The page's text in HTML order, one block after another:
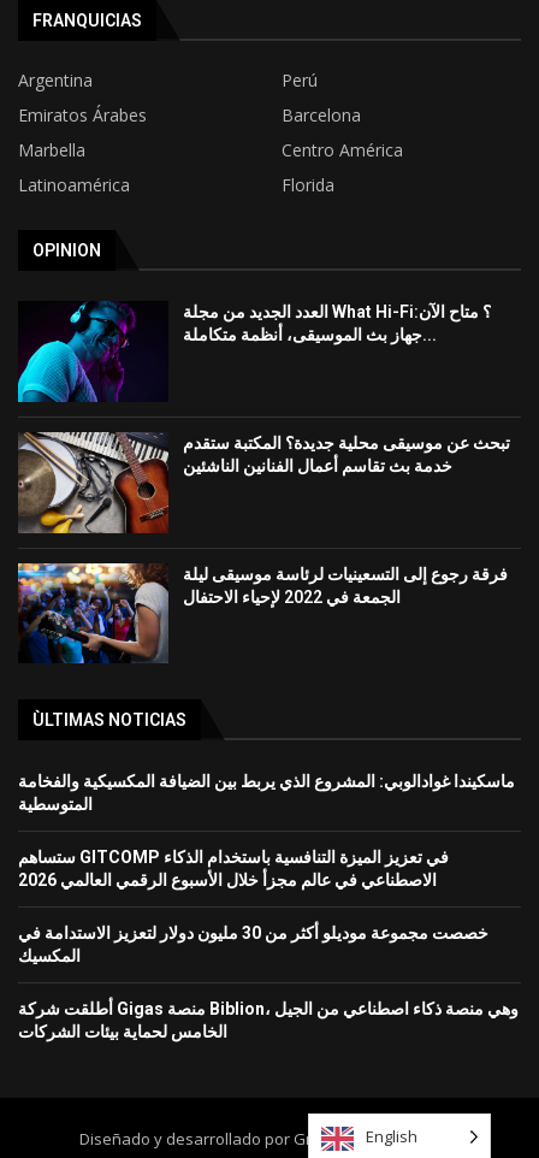
FRANQUICIAS
Argentina
Perú
Emiratos Árabes
Barcelona
Marbella
Centro América
Latinoamérica
Florida
OPINION
العدد الجديد من مجلة What Hi-Fi؟ متاح الآن:
جهاز بث الموسيقى، أنظمة متكاملة...
تبحث عن موسيقى محلية جديدة؟ المكتبة ستقدم
خدمة بث تقاسم أعمال الفنانين الناشئين
فرقة رجوع إلى التسعينيات لرئاسة موسيقى ليلة
الجمعة في 2022 لإحياء الاحتفال
ÙLTIMAS NOTICIAS
ماسكيندا غوادالوبي: المشروع الذي يربط بين الضيافة المكسيكية والفخامة
المتوسطية
ستساهم GITCOMP في تعزيز الميزة التنافسية باستخدام الذكاء
الاصطناعي في عالم مجزأ خلال الأسبوع الرقمي العالمي 2026
خصصت مجموعة موديلو أكثر من 30 مليون دولار لتعزيز الاستدامة في
المكسيك
أطلقت شركة Gigas منصة Biblion، وهي منصة ذكاء اصطناعي من الجيل
الخامس لحماية بيئات الشركات
Diseñado y desarrollado por Grupo Mundo Ejecutivo
English